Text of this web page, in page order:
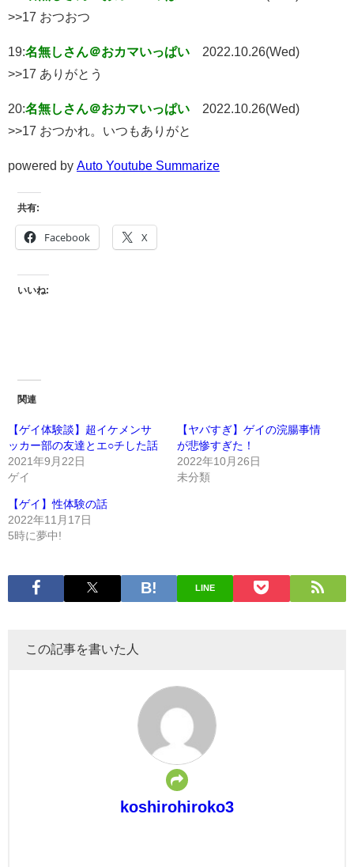
>>17 おつおつ
19:名無しさん＠おカマいっぱい
2022.10.26(Wed)
>>17 ありがとう
20:名無しさん＠おカマいっぱい
2022.10.26(Wed)
>>17 おつかれ。いつもありがと
powered by Auto Youtube Summarize
共有:
Facebook X
いいね:
関連
【ゲイ体験談】超イケメンサ
ッカー部の友達とエ○チした話
2021年9月22日
ゲイ
【ヤバすぎ】ゲイの浣腸事情
が悲惨すぎた！
2022年10月26日
未分類
【ゲイ】性体験の話
2022年11月17日
5時に夢中!
LINE
この記事を書いた人
koshirohiroko3